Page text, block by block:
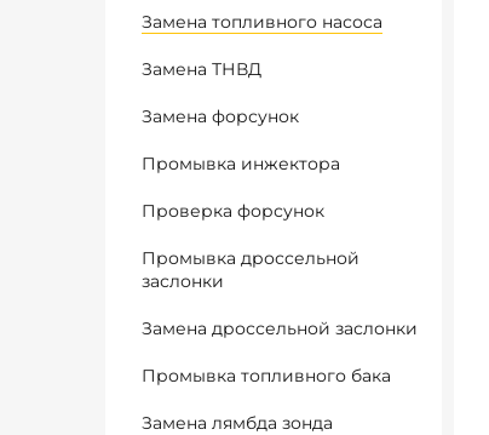
Замена топливного насоса
Замена ТНВД
Замена форсунок
Промывка инжектора
Проверка форсунок
Промывка дроссельной
заслонки
Замена дроссельной заслонки
Промывка топливного бака
Замена лямбда зонда